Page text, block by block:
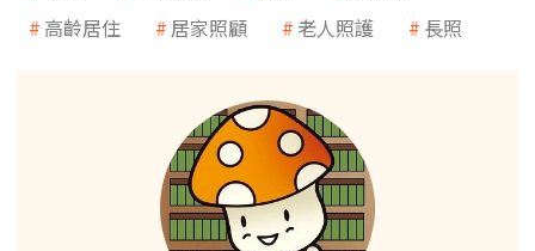
高齡居住
居家照顧 老人照護 長照